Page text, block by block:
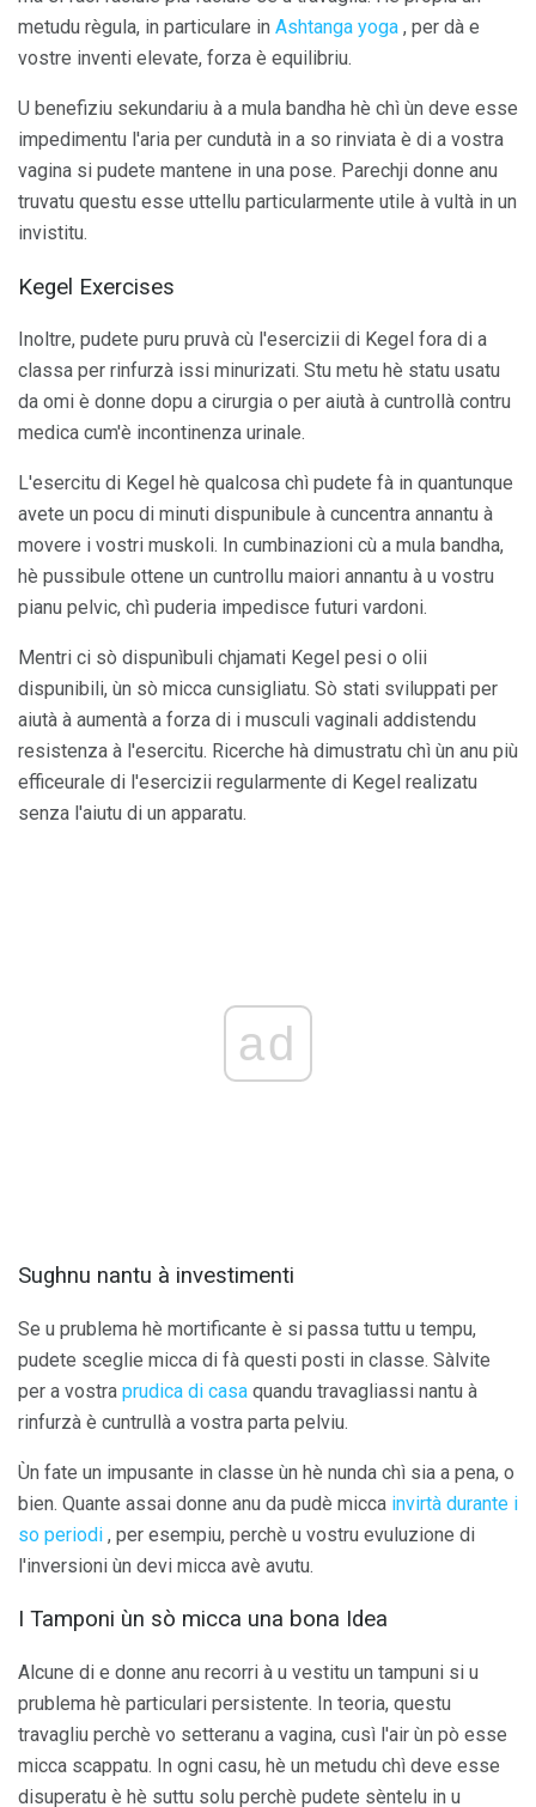
metudu règula, in particulare in Ashtanga yoga , per dà e
vostre inventi elevate, forza è equilibriu.
U benefiziu sekundariu à a mula bandha hè chì ùn deve esse
impedimentu l'aria per cundutà in a so rinviata è di a vostra
vagina si pudete mantene in una pose. Parechji donne anu
truvatu questu esse uttellu particularmente utile à vultà in un
invistitu.
Kegel Exercises
Inoltre, pudete puru pruvà cù l'esercizii di Kegel fora di a
classa per rinfurzà issi minurizati. Stu metu hè statu usatu
da omi è donne dopu a cirurgia o per aiutà à cuntrollà contru
medica cum'è incontinenza urinale.
L'esercitu di Kegel hè qualcosa chì pudete fà in quantunque
avete un pocu di minuti dispunibule à cuncentra annantu à
movere i vostri muskoli. In cumbinazioni cù a mula bandha,
hè pussibule ottene un cuntrollu maiori annantu à u vostru
pianu pelvic, chì puderia impedisce futuri vardoni.
Mentri ci sò dispunìbuli chjamati Kegel pesi o olii
dispunibili, ùn sò micca cunsigliatu. Sò stati sviluppati per
aiutà à aumentà a forza di i musculi vaginali addistendu
resistenza à l'esercitu. Ricerche hà dimustratu chì ùn anu più
efficeurale di l'esercizii regularmente di Kegel realizatu
senza l'aiutu di un apparatu.
ad
Sughnu nantu à investimenti
Se u prublema hè mortificante è si passa tuttu u tempu,
pudete sceglie micca di fà questi posti in classe. Sàlvite
per a vostra prudica di casa quandu travagliassi nantu à
rinfurzà è cuntrullà a vostra parta pelviu.
Ùn fate un impusante in classe ùn hè nunda chì sia a pena, o
bien. Quante assai donne anu da pudè micca invirtà durante i
so periodi , per esempiu, perchè u vostru evuluzione di
l'inversioni ùn devi micca avè avutu.
I Tamponi ùn sò micca una bona Idea
Alcune di e donne anu recorri à u vestitu un tampuni si u
prublema hè particulari persistente. In teoria, questu
travagliu perchè vo setteranu a vagina, cusì l'air ùn pò esse
micca scappatu. In ogni casu, hè un metudu chì deve esse
disuperatu è hè suttu solu perchè pudete sèntelu in u